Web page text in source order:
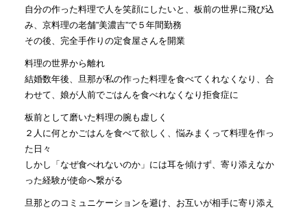
自分の作った料理で人を笑顔にしたいと、板前の世界に飛び込
み、京料理の老舗”美濃吉”で５年間勤務
その後、完全手作りの定食屋さんを開業
料理の世界から離れ
結婚数年後、旦那が私の作った料理を食べてくれなくなり、合
わせて、娘が人前でごはんを食べれなくなり拒食症に
板前として磨いた料理の腕も虚しく
２人に何とかごはんを食べて欲しく、悩みまくって料理を作っ
た日々
しかし「なぜ食べれないのか」には耳を傾けず、寄り添えなか
った経験が使命へ繋がる
旦那とのコミュニケーションを避け、お互いが相手に寄り添え